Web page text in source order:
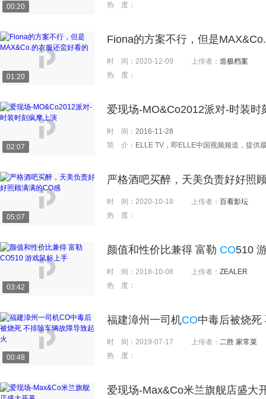
00:20
热 度：
01:20
Fiona的方案不行，但是
时 间： 2020-12-09 上传者： 造极档案
热 度：
02:07
爱现场-MO&Co2012派对-时装时
时 间： 2016-11-28
简 介： ELLE TV，即ELLE中国视频频道，提供最新的视频观赏，直击最前卫的秀场动态，着力打造全新潮流女
05:07
严格酒吧买醉，天美负责好好照
时 间： 2020-10-18 上传者： 百看影坛
热 度：
03:42
颜值和性价比兼得 富勒 CO510
时 间： 2018-10-08 上传者： ZEALER
热 度：
00:48
福建漳州一司机CO中毒后被烧死
时 间： 2019-07-17 上传者： 二胜 家常菜
热 度：
爱现场-Max&Co米兰旗舰店盛大